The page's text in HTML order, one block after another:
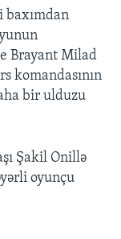
baxımdan
Brayant Milad
komandasının
bir ulduzu
Şakil Onillə
oyunçu